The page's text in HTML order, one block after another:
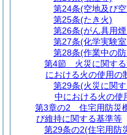
第24条(空地及び
第25条(たき火)
第26条(がん具用
第27条(化学実験
第28条(作業中の
第4節
火災に関す
における火の使用の
第29条(火災に関
中における火の使
第3章の2
住宅用防災
び維持に関する基準等
第29条の2(住宅用防